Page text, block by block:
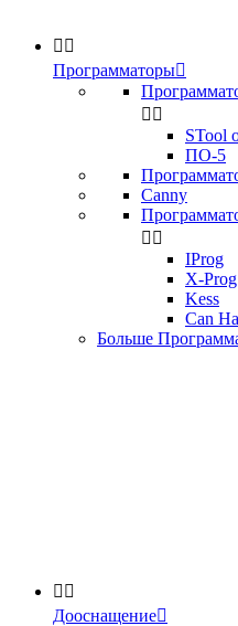
 
Программаторы
 
STool
ПО-5
Canny
 
IProg
X-Prog
Kess
Can
Больше
 
Дооснащение